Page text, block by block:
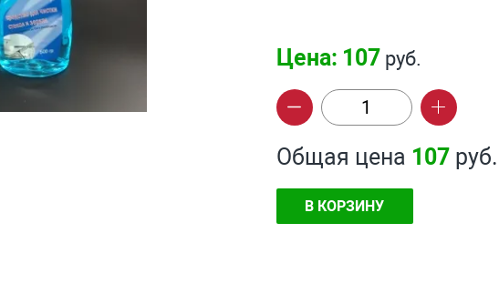
Цена: 107руб.
Общая цена 107руб.
В КОРЗИНУ